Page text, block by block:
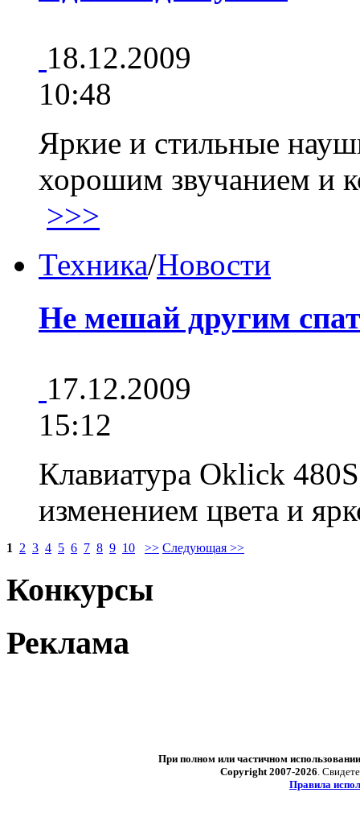
18.12.2009
10:48
Яркие и стильные
хорошим звучанием и
>>>
Техника/Новости
Не мешай другим
17.12.2009
15:12
Клавиатура Oklick
изменением цвета и
1 2 3 4 5 6 7 8 9 10 >> Следующая >>
Конкурсы
Реклама
При полном или частичном
Copyright 2007-2026 .
Правила